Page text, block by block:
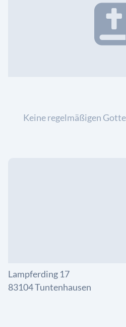
Keine regelmäßigen
Lampferding 17
83104 Tuntenhausen